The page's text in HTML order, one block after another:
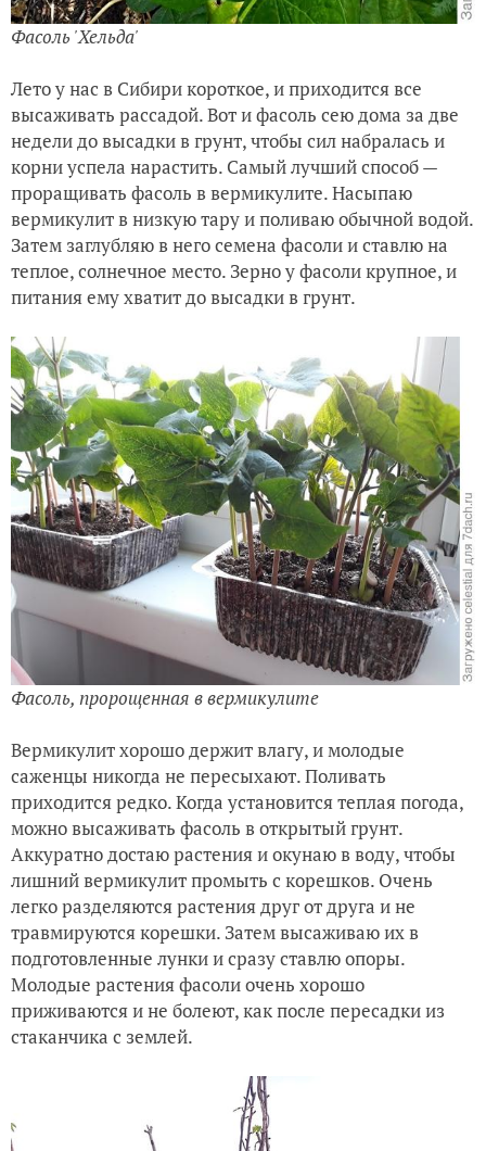
Фасоль 'Хельда'
Лето у нас в Сибири короткое, и приходится все
высаживать рассадой. Вот и фасоль сею дома за две
недели до высадки в грунт, чтобы сил набралась и
корни успела нарастить. Самый лучший способ —
проращивать фасоль в вермикулите. Насыпаю
вермикулит в низкую тару и поливаю обычной водой.
Затем заглубляю в него семена фасоли и ставлю на
теплое, солнечное место. Зерно у фасоли крупное, и
питания ему хватит до высадки в грунт.
Фасоль, пророщенная в вермикулите
Вермикулит хорошо держит влагу, и молодые
саженцы никогда не пересыхают. Поливать
приходится редко. Когда установится теплая погода,
можно высаживать фасоль в открытый грунт.
Аккуратно достаю растения и окунаю в воду, чтобы
лишний вермикулит промыть с корешков. Очень
легко разделяются растения друг от друга и не
травмируются корешки. Затем высаживаю их в
подготовленные лунки и сразу ставлю опоры.
Молодые растения фасоли очень хорошо
приживаются и не болеют, как после пересадки из
стаканчика с землей.